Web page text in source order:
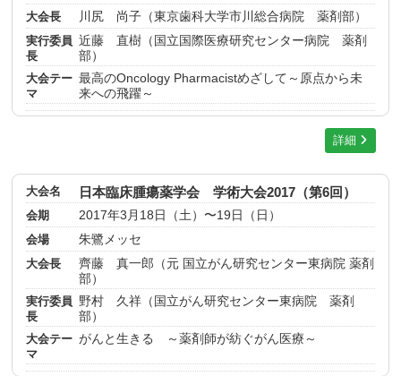
大会長
川尻 尚子（東京歯科大学市川総合病院 薬剤部）
実行委員
長
近藤 直樹（国立国際医療研究センター病院 薬剤
部）
大会テー
マ
最高のOncology Pharmacistめざして～原点から未
来への飛躍～
詳細
大会名 日本臨床腫瘍薬学会 学術大会2017（第6回）
会期
2017年3月18日（土）〜19日（日）
会場
朱鷺メッセ
大会長
齊藤 真一郎（元 国立がん研究センター東病院 薬剤
部）
実行委員
長
野村 久祥（国立がん研究センター東病院 薬剤
部）
大会テー
マ
がんと生きる ～薬剤師が紡ぐがん医療～